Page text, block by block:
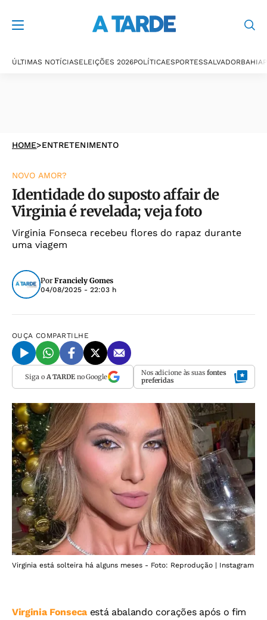
ÚLTIMAS NOTÍCIASELEIÇÕES 2026POLÍTICAESPORTESSALVADORBAHIA
HOME>ENTRETENIMENTO
NOVO AMOR?
Identidade do suposto affair de
Virginia é revelada; veja foto
Virginia Fonseca recebeu flores do rapaz durante
uma viagem
Por Franciely Gomes
04/08/2025 - 22:03 h
OUÇA COMPARTILHE
Siga o A TARDEno Google Nos adicione às suas fontes
preferidas
Virginia está solteira há alguns meses - Foto: Reprodução | Instagram
Virginia Fonsecaestá abalando corações após o fim